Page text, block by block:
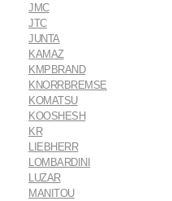
JMC
JTC
JUNTA
KAMAZ
KMPBRAND
KNORRBREMSE
KOMATSU
KOOSHESH
KR
LIEBHERR
LOMBARDINI
LUZAR
MANITOU